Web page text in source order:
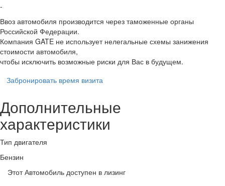
-
Ввоз автомобиля производится через таможенные органы
Российской Федерации.
Компания GATE не использует нелегальные схемы занижения
стоимости автомобиля,
чтобы исключить возможные риски для Вас в будущем.
Забронировать время визита
Дополнительные
характеристики
Тип двигателя
Бензин
Этот Автомобиль доступен в лизинг